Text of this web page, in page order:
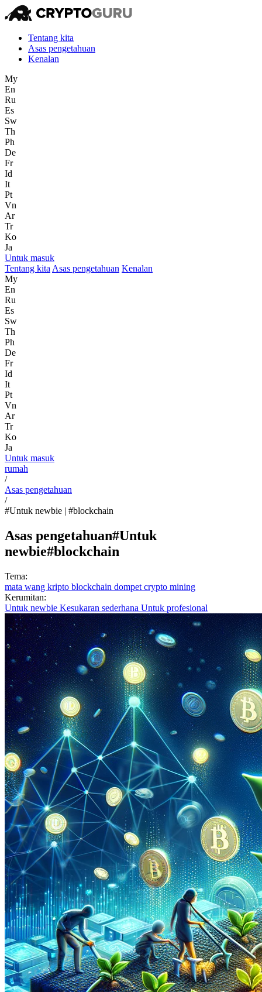
Tentang kita
Asas pengetahuan
Kenalan
My
En
Ru
Es
Sw
Th
Ph
De
Fr
Id
It
Pt
Vn
Ar
Tr
Ko
Ja
Untuk masuk
Tentang kita Asas pengetahuan Kenalan
My
En
Ru
Es
Sw
Th
Ph
De
Fr
Id
It
Pt
Vn
Ar
Tr
Ko
Ja
Untuk masuk
rumah
/
Asas pengetahuan
/
#Untuk newbie | #blockchain
Asas pengetahuan#Untuk
newbie#blockchain
Tema:
mata wang kripto blockchain dompet crypto mining
Kerumitan:
Untuk newbie Kesukaran sederhana Untuk profesional